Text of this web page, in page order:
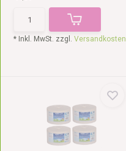
* Inkl. MwSt. zzgl.Versandkosten